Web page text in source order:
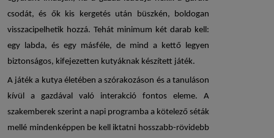
csodát, és ők kis kergetés után büszkén, boldogan
visszacipelhetik hozzá. Tehát minimum két darab kell:
egy labda, és egy másféle, de mind a kettő legyen
biztonságos, kifejezetten kutyáknak készített játék.
A játék a kutya életében a szórakozáson és a tanuláson
kívül a gazdával való interakció fontos eleme. A
szakemberek szerint a napi programba a kötelező séták
mellé mindenképpen be kell iktatni hosszabb-rövidebb